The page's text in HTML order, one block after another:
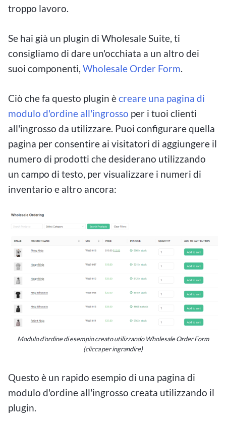
troppo lavoro.
Se hai già un plugin di Wholesale Suite, ti
consigliamo di dare un'occhiata a un altro dei
suoi componenti, Wholesale Order Form.
Ciò che fa questo plugin ècreare una pagina di
modulo d'ordine all'ingrosso per i tuoi clienti
all'ingrosso da utilizzare. Puoi configurare quella
pagina per consentire ai visitatori di aggiungere il
numero di prodotti che desiderano utilizzando
un campo di testo, per visualizzare i numeri di
inventario e altro ancora:
Modulo d'ordine di esempio creato utilizzando Wholesale Order Form
(clicca per ingrandire)
Questo è un rapido esempio di una pagina di
modulo d'ordine all'ingrosso creata utilizzando il
plugin.